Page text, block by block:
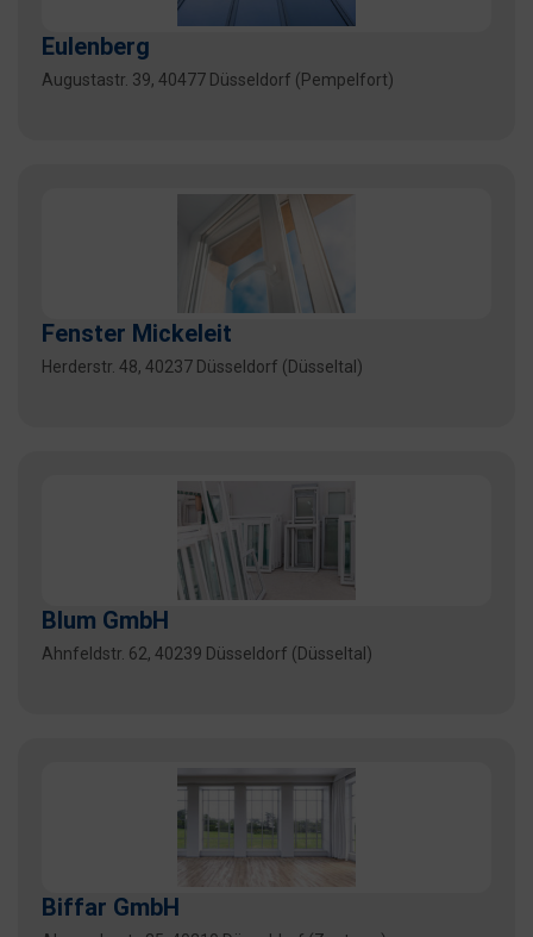
Eulenberg
Augustastr. 39, 40477 Düsseldorf (Pempelfort)
Fenster Mickeleit
Herderstr. 48, 40237 Düsseldorf (Düsseltal)
Blum GmbH
Ahnfeldstr. 62, 40239 Düsseldorf (Düsseltal)
Biffar GmbH